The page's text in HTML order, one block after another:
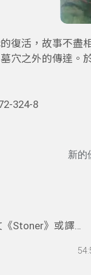
復活，故事不盡
穴之外的傳達。
324-8
新的
Stoner》或譯